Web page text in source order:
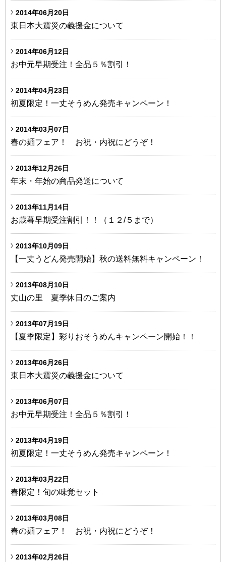
2014年06月20日
東日本大震災の義援金について
2014年06月12日
お中元早期受注！全品５％割引！
2014年04月23日
初夏限定！一丈そうめん発売キャンペーン！
2014年03月07日
春の麺フェア！ お祝・内祝にどうぞ！
2013年12月26日
年末・年始の商品発送について
2013年11月14日
お歳暮早期受注割引！！（１２/５まで）
2013年10月09日
【一丈うどん発売開始】秋の送料無料キャンペーン！
2013年08月10日
丈山の里 夏季休日のご案内
2013年07月19日
【夏季限定】彩りおそうめんキャンペーン開始！！
2013年06月26日
東日本大震災の義援金について
2013年06月07日
お中元早期受注！全品５％割引！
2013年04月19日
初夏限定！一丈そうめん発売キャンペーン！
2013年03月22日
春限定！旬の味覚セット
2013年03月08日
春の麺フェア！ お祝・内祝にどうぞ！
2013年02月26日